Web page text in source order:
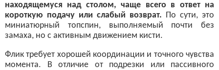
находящемуся над столом, чаще всего в ответ на
короткую подачу или слабый возврат. По сути, это
миниатюрный топспин, выполняемый почти без
замаха, но с активным движением кисти.
Флик требует хорошей координации и точного чувства
момента. В отличие от подрезки или пассивного